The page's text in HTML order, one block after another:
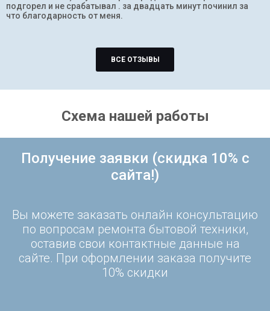
подгорел и не срабатывал . за двадцать минут починил за
что благодарность от меня.
ВСЕ ОТЗЫВЫ
Схема нашей работы
Получение заявки (скидка 10% с
сайта!)
Вы можете заказать онлайн консультацию
по вопросам ремонта бытовой техники,
оставив свои контактные данные на
сайте. При оформлении заказа получите
10% скидки